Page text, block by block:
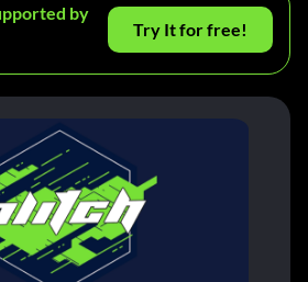
by
Try It for free!